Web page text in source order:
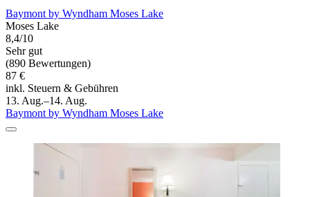
Baymont by Wyndham Moses Lake
Moses Lake
8,4/10
Sehr gut
(890 Bewertungen)
87 €
inkl. Steuern & Gebühren
13. Aug.–14. Aug.
Baymont by Wyndham Moses Lake